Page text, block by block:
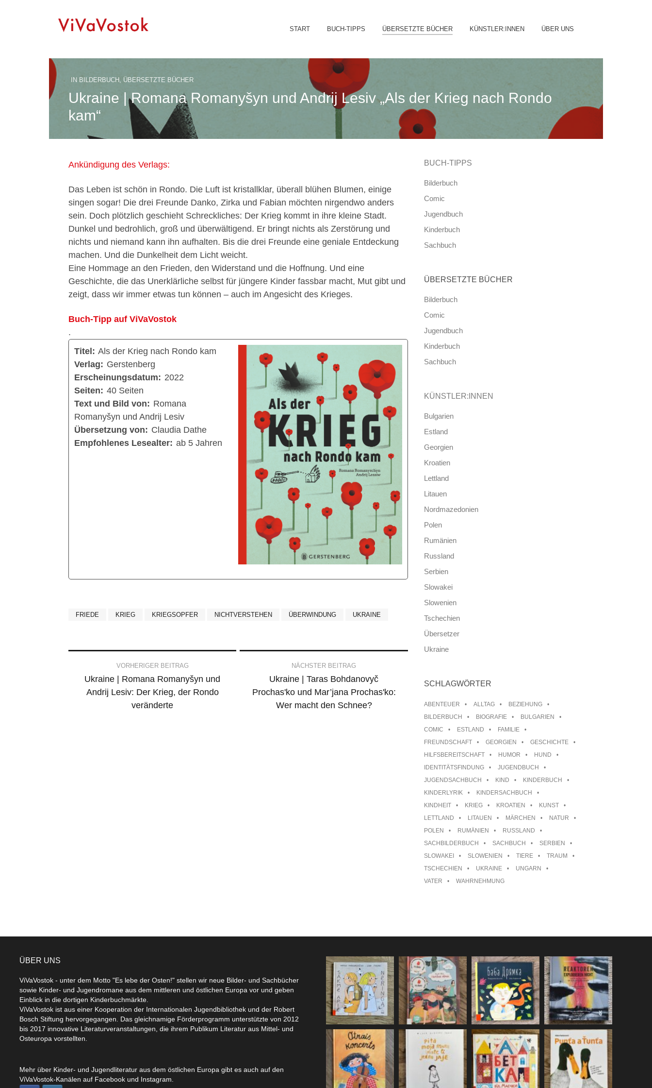
Skip
START BUCH-TIPPS ÜBERSETZTE BÜCHER KÜNSTLER:INNEN ÜBER UNS
IN BILDERBUCH , ÜBERSETZTE BÜCHER
Ukraine | Romana Romanyšyn und Andrij Lesiv „Als der Krieg nach Rondo
kam“
Ankündigung des Verlags:
Das Leben ist schön in Rondo. Die Luft ist kristallklar, überall blühen Blumen, einige
singen sogar! Die drei Freunde Danko, Zirka und Fabian möchten nirgendwo anders
sein. Doch plötzlich geschieht Schreckliches: Der Krieg kommt in ihre kleine Stadt.
Dunkel und bedrohlich, groß und überwältigend. Er bringt nichts als Zerstörung und
nichts und niemand kann ihn aufhalten. Bis die drei Freunde eine geniale Entdeckung
machen. Und die Dunkelheit dem Licht weicht.
Eine Hommage an den Frieden, den Widerstand und die Hoffnung. Und eine
Geschichte, die das Unerklärliche selbst für jüngere Kinder fassbar macht, Mut gibt und
zeigt, dass wir immer etwas tun können – auch im Angesicht des Krieges.
Buch-Tipp auf ViVaVostok
.
Titel: Als der Krieg nach Rondo kam
Verlag: Gerstenberg
Erscheinungsdatum: 2022
Seiten: 40 Seiten
Text und Bild von: Romana
Romanyšyn und Andrij Lesiv
Übersetzung von: Claudia Dathe
Empfohlenes Lesealter: ab 5 Jahren
FRIEDE KRIEG KRIEGSOPFER NICHTVERSTEHEN ÜBERWINDUNG UKRAINE
navigation
VORHERIGER BEITRAG
Ukraine | Romana Romanyšyn und
Andrij Lesiv: Der Krieg, der Rondo
veränderte
NÄCHSTER BEITRAG
Ukraine | Taras Bohdanovyč
Prochasʹko und Mar’jana Prochasʹko:
Wer macht den Schnee?
BUCH-TIPPS
Bilderbuch
Comic
Jugendbuch
Kinderbuch
Sachbuch
ÜBERSETZTE BÜCHER
Bilderbuch
Comic
Jugendbuch
Kinderbuch
Sachbuch
KÜNSTLER:INNEN
Bulgarien
Estland
Georgien
Kroatien
Lettland
Litauen
Nordmazedonien
Polen
Rumänien
Russland
Serbien
Slowakei
Slowenien
Tschechien
Übersetzer
Ukraine
SCHLAGWÖRTER
ABENTEUER ALLTAG
BEZIEHUNG
BILDERBUCH
BIOGRAFIE
BULGARIEN
COMIC
ESTLAND
FAMILIE
FREUNDSCHAFT
GEORGIEN
GESCHICHTE
HILFSBEREITSCHAFT
HUMOR
HUND
IDENTITÄTSFINDUNG
JUGENDBUCH
JUGENDSACHBUCH
KIND
KINDERBUCH
KINDERLYRIK
KINDERSACHBUCH
KINDHEIT
KRIEG KROATIEN
KUNST
LETTLAND
LITAUEN MÄRCHEN
NATUR
POLEN
RUMÄNIEN
RUSSLAND
SACHBILDERBUCH
SACHBUCH
SERBIEN
SLOWAKEI
SLOWENIEN TIERE
TRAUM
TSCHECHIEN
UKRAINE
UNGARN
VATER
WAHRNEHMUNG
ÜBER UNS
ViVaVostok - unter dem Motto "Es lebe der Osten!" stellen wir neue Bilder- und Sachbücher
sowie Kinder- und Jugendromane aus dem mittleren und östlichen Europa vor und geben
Einblick in die dortigen Kinderbuchmärkte.
ViVaVostok ist aus einer Kooperation der Internationalen Jugendbibliothek und der Robert
Bosch Stiftung hervorgegangen. Das gleichnamige Förderprogramm unterstützte von 2012
bis 2017 innovative Literaturveranstaltungen, die ihrem Publikum Literatur aus Mittel- und
Osteuropa vorstellten.
Mehr über Kinder- und Jugendliteratur aus dem östlichen Europa gibt es auch auf den
ViVaVostok-Kanälen auf Facebook und Instagram.